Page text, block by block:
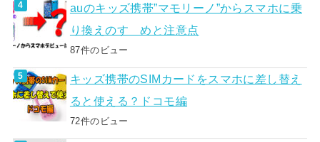
auのキッズ携帯”マモリーノ”からスマホに乗
り換えのすゝめと注意点
87件のビュー
キッズ携帯のSIMカードをスマホに差し替え
ると使える？ドコモ編
72件のビュー